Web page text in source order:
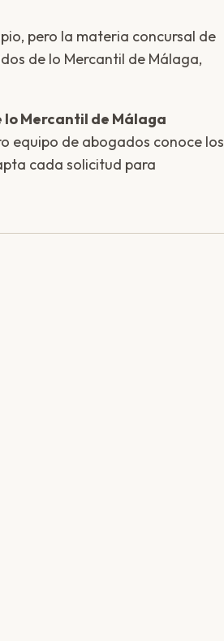
pero la materia concursal de
de lo Mercantil de Málaga,
lo Mercantil de Málaga
equipo de abogados conoce los
cada solicitud para